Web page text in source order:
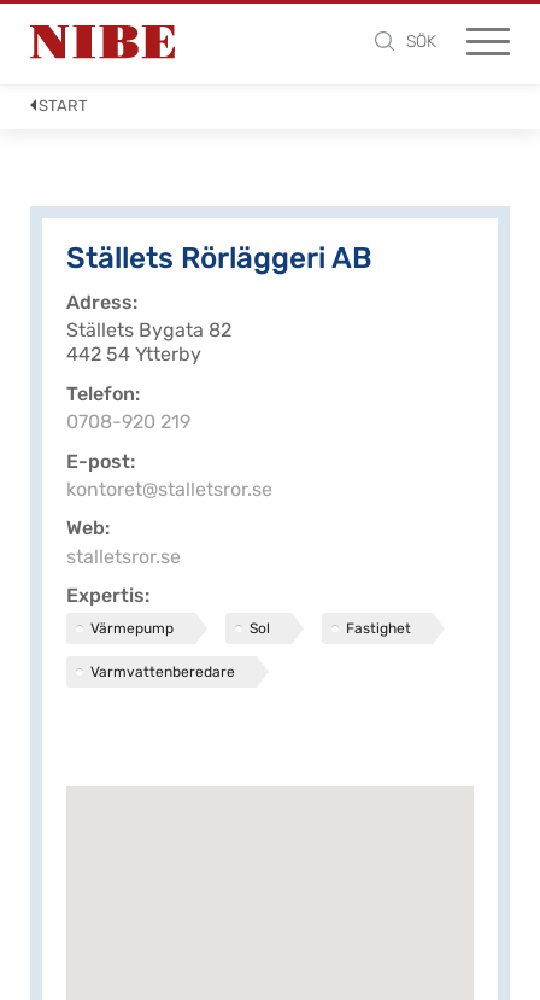
SÖK
START
Ställets Rörläggeri AB
Adress
Ställets Bygata 82
442 54 Ytterby
Telefon
0708-920 219
E-post
kontoret@stalletsror.se
Web
stalletsror.se
Expertis
Värmepump Sol Fastighet
Varmvattenberedare